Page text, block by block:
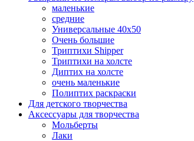
маленькие
средние
Универсальные 40х50
Очень большие
Триптихи Shipper
Триптихи на холсте
Диптих на холсте
очень маленькие
Полиптих раскраски
Для детского творчества
Аксессуары для творчества
Мольберты
Лаки